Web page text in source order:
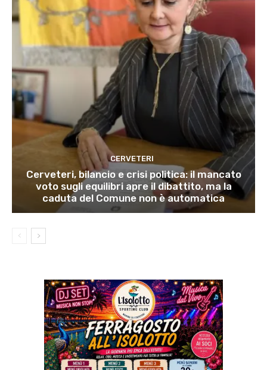
CERVETERI
Cerveteri, bilancio e crisi politica: il mancato
voto sugli equilibri apre il dibattito, ma la
caduta del Comune non è automatica